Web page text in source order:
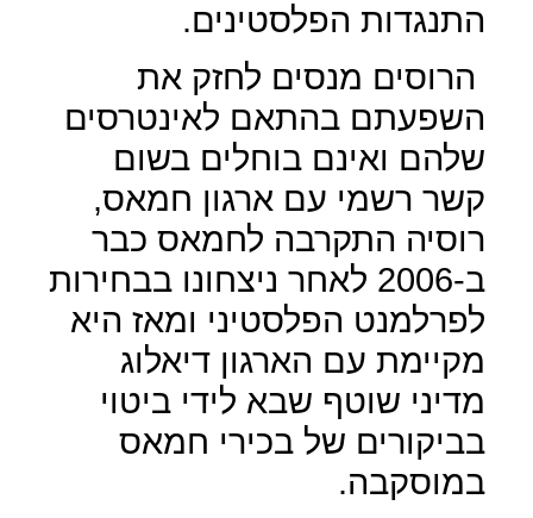
התנגדות הפלסטינים.
הרוסים מנסים לחזק את
השפעתם בהתאם לאינטרסים
שלהם ואינם בוחלים בשום
קשר רשמי עם ארגון חמאס,
רוסיה התקרבה לחמאס כבר
ב-2006 לאחר ניצחונו בבחירות
לפרלמנט הפלסטיני ומאז היא
מקיימת עם הארגון דיאלוג
מדיני שוטף שבא לידי ביטוי
בביקורים של בכירי חמאס
במוסקבה.